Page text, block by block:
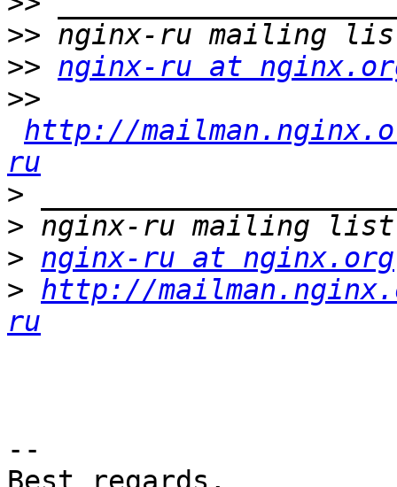
>>
>> nginx-ru at
>>
http://
ru
>
>
> nginx-ru at nginx.org
> http://
ru
--